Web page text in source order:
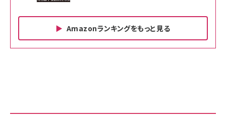
Amazonランキングをもっと見る
￥880
サポート正規品 メーカー保証5年 KLMEA128G
サポート正規品 メーカー保証5年 KLMEA128G